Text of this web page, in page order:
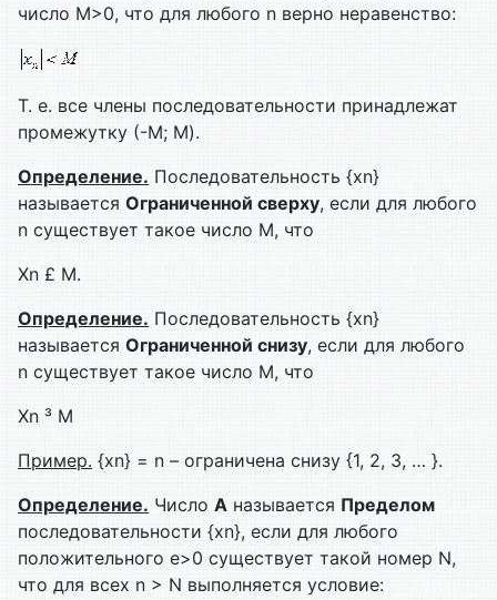
число М>0, что для любого n верно неравенство:
Т. е. все члены последовательности принадлежат
промежутку (-М; M).
Определение. Последовательность {xn}
называется Ограниченной сверху, если для любого
n существует такое число М, что
Xn £ M.
Определение. Последовательность {xn}
называется Ограниченной снизу, если для любого
n существует такое число М, что
Xn ³ M
Пример. {xn} = n – ограничена снизу {1, 2, 3, … }.
Определение. Число А называется Пределом
последовательности {xn}, если для любого
положительного e>0 существует такой номер N,
что для всех n > N выполняется условие: